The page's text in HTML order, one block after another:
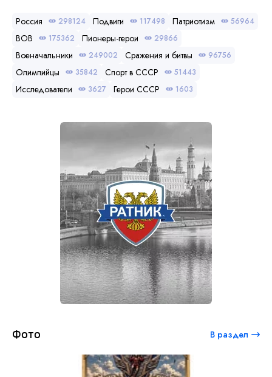
Россия 298124 Подвиги 117498 Патриотизм 56964
ВОВ 175362 Пионеры-герои 29866
Военачальники 249002 Сражения и битвы 96756
Олимпийцы 35842 Спорт в СССР 51443
Исследователи 3627 Герои СССР 1603
Фото В раздел